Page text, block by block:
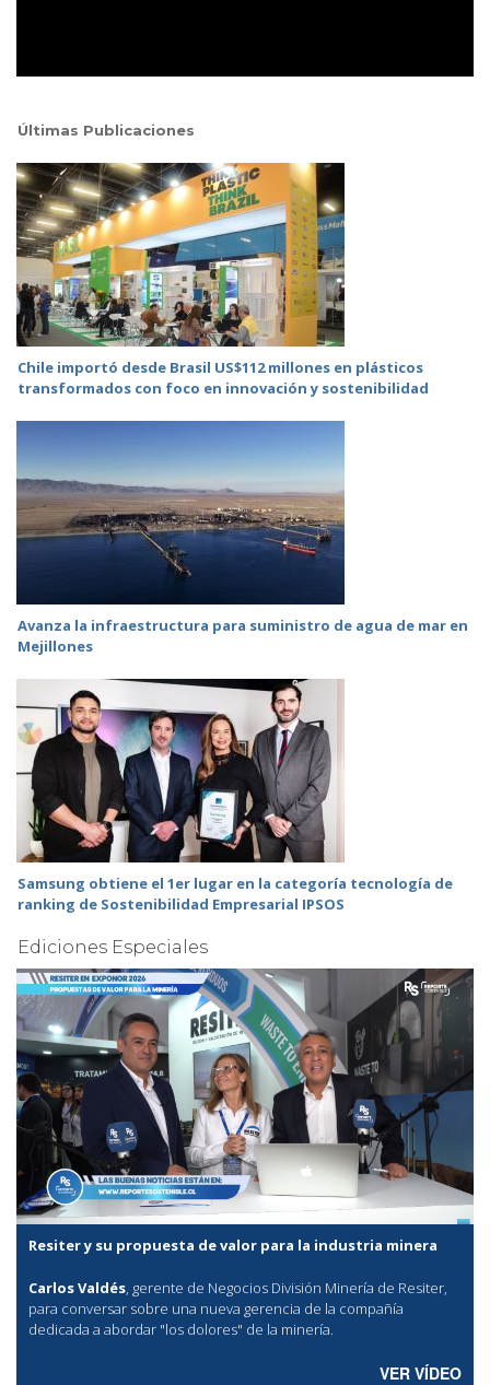
Últimas Publicaciones
Chile importó desde Brasil US$112 millones en plásticos
transformados con foco en innovación y sostenibilidad
Avanza la infraestructura para suministro de agua de mar en
Mejillones
Samsung obtiene el 1er lugar en la categoría tecnología de
ranking de Sostenibilidad Empresarial IPSOS
Ediciones Especiales
Resiter y su propuesta de valor para la industria minera
Carlos Valdés, gerente de Negocios División Minería de Resiter,
para conversar sobre una nueva gerencia de la compañía
dedicada a abordar "los dolores" de la minería.
VER VÍDEO